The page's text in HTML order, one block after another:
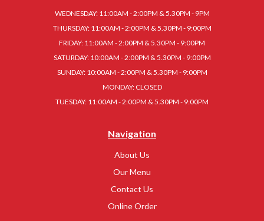
WEDNESDAY: 11:00AM - 2:00PM & 5.30PM - 9PM
THURSDAY: 11:00AM - 2:00PM & 5.30PM - 9:00PM
FRIDAY: 11:00AM - 2:00PM & 5.30PM - 9:00PM
SATURDAY: 10:00AM - 2:00PM & 5.30PM - 9:00PM
SUNDAY: 10:00AM - 2:00PM & 5.30PM - 9:00PM
MONDAY: CLOSED
TUESDAY: 11:00AM - 2:00PM & 5.30PM - 9:00PM
Navigation
About Us
Our Menu
Contact Us
Online Order